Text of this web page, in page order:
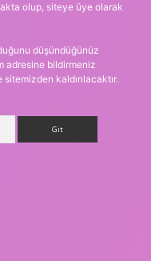
olup, siteye üye olarak
düşündüğünüz
adresine bildirmeniz
kaldırılacaktır.